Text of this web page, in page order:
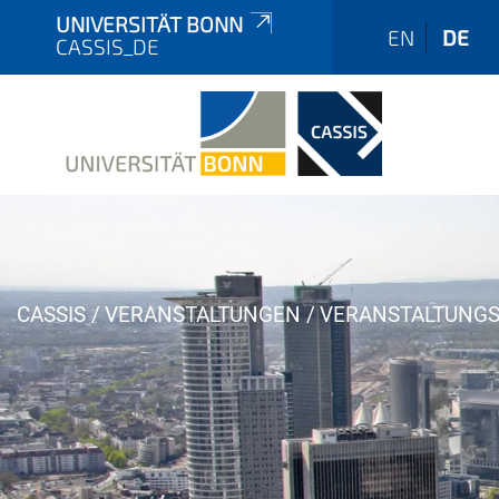
UNIVERSITÄT BONN
CASSIS_DE
EN DE
Y
o
u
a
r
e
CASSIS VERANSTALTUNGEN